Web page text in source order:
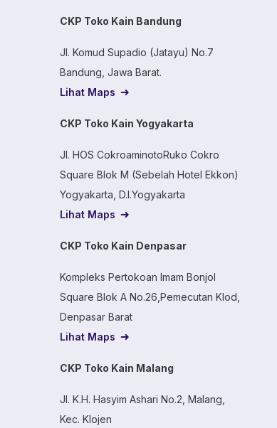
CKP Toko Kain Bandung
Jl. Komud Supadio (Jatayu) No.7
Bandung, Jawa Barat.
Lihat Maps
CKP Toko Kain Yogyakarta
Jl. HOS CokroaminotoRuko Cokro
Square Blok M (Sebelah Hotel Ekkon)
Yogyakarta, D.I.Yogyakarta
Lihat Maps
CKP Toko Kain Denpasar
Kompleks Pertokoan Imam Bonjol
Square Blok A No.26,Pemecutan Klod,
Denpasar Barat
Lihat Maps
CKP Toko Kain Malang
Jl. K.H. Hasyim Ashari No.2, Malang,
Kec. Klojen